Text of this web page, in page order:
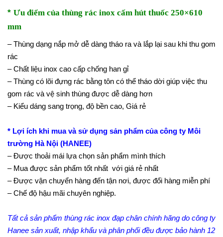
* Ưu điểm của thùng rác inox cấm hút thuốc 250×610
mm
– Thùng dạng nắp mở dễ dàng tháo ra và lắp lại sau khi thu gom
rác
– Chất liệu inox cao cấp chống han gỉ
– Thùng có lõi đựng rác bằng tôn có thể tháo dời giúp việc thu
gom rác và vệ sinh thùng được dễ dàng hơn
– Kiểu dáng sang trọng, độ bền cao, Giá rẻ
* Lợi ích khi mua và sử dụng sản phẩm của công ty Môi
trường Hà Nội (HANEE)
– Được thoải mái lựa chọn sản phẩm mình thích
– Mua được sản phẩm tốt nhất với giá rẻ nhất
– Được vận chuyển hàng đến tận nơi, được đổi hàng miễn phí
– Chế độ hậu mãi chuyên nghiệp.
Tất cả sản phẩm thùng rác inox đạp chân chính hãng do công ty
Hanee sản xuất, nhập khẩu và phân phối đều được bảo hành 12